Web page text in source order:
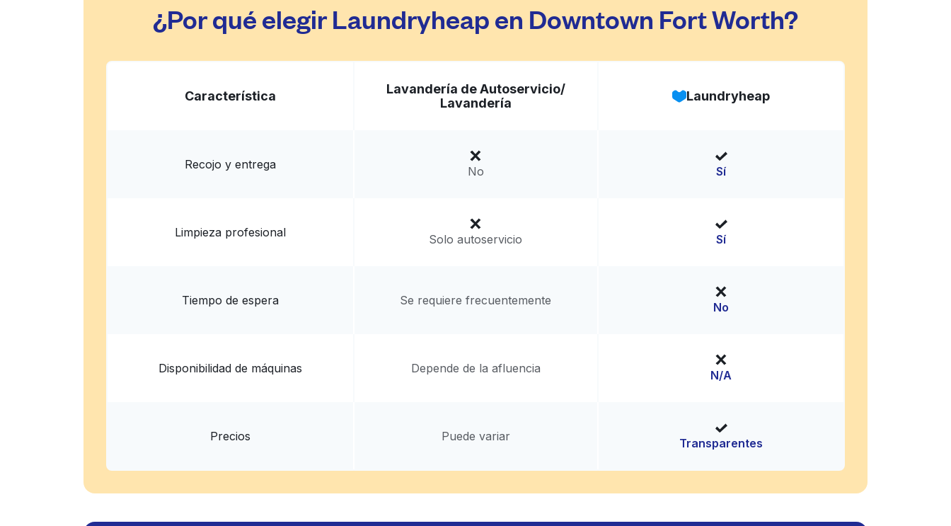
Calcular la distancia
Entrega a domicilio: desconocido
Wash and Dry Laundromat Ir al sitio web
¿Por qué elegir Laundryheap en Downtown Fort Worth?
Característica
Lavandería de Autoservicio/
Lavandería
Laundryheap
Recojo y entrega No Sí
Limpieza profesional Solo autoservicio Sí
Tiempo de espera Se requiere frecuentemente No
Disponibilidad de máquinas Depende de la afluencia N/A
Precios Puede variar Transparentes